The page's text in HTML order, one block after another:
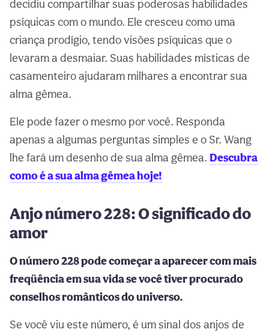
decidiu compartilhar suas poderosas habilidades
psíquicas com o mundo. Ele cresceu como uma
criança prodígio, tendo visões psíquicas que o
levaram a desmaiar. Suas habilidades místicas de
casamenteiro ajudaram milhares a encontrar sua
alma gêmea.
Ele pode fazer o mesmo por você. Responda
apenas a algumas perguntas simples e o Sr. Wang
lhe fará um desenho de sua alma gêmea. Descubra
como é a sua alma gêmea hoje!
Anjo número 228: O significado do
amor
O número 228 pode começar a aparecer com mais
freqüência em sua vida se você tiver procurado
conselhos românticos do universo.
Se você viu este número, é um sinal dos anjos de